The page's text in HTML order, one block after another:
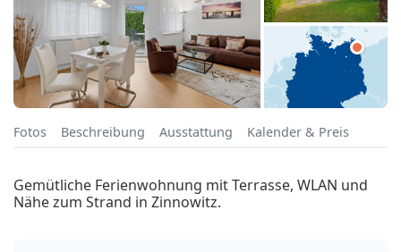
Fotos Beschreibung Ausstattung Kalender & Preis
Gemütliche Ferienwohnung mit Terrasse, WLAN und
Nähe zum Strand in Zinnowitz.